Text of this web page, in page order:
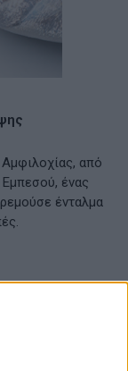
από
ένας
ένταλμα
μια
άνδρα με
ποσό των (500)